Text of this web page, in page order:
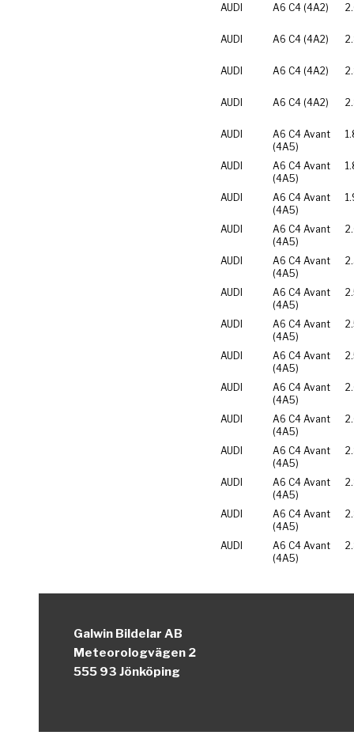
AUDI A6 C4 (4A2)
AUDI A6 C4 (4A2)
AUDI A6 C4 (4A2)
AUDI A6 C4 (4A2)
AUDI
A6 C4 Avant
(4A5)
AUDI
A6 C4 Avant
(4A5)
AUDI
A6 C4 Avant
(4A5)
AUDI
A6 C4 Avant
(4A5)
AUDI
A6 C4 Avant
(4A5)
AUDI
A6 C4 Avant
(4A5)
AUDI
A6 C4 Avant
(4A5)
AUDI
A6 C4 Avant
(4A5)
AUDI
A6 C4 Avant
(4A5)
AUDI
A6 C4 Avant
(4A5)
AUDI
A6 C4 Avant
(4A5)
AUDI
A6 C4 Avant
(4A5)
AUDI
A6 C4 Avant
(4A5)
AUDI
A6 C4 Avant
(4A5)
Galwin Bildelar AB
Meteorologvägen 2
555 93 Jönköping